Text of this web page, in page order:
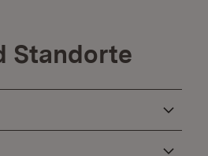
Standorte